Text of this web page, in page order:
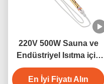
220V 500W Sauna ve
Endüstriyel Isıtma için
Kısa Dalga Kuvars
Kızılötesi Lamba
En İyi Fiyatı Alın